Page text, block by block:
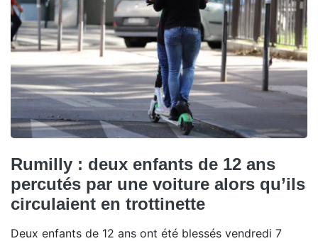
Rumilly : deux enfants de 12 ans
percutés par une voiture alors qu’ils
circulaient en trottinette
Deux enfants de 12 ans ont été blessés vendredi 7